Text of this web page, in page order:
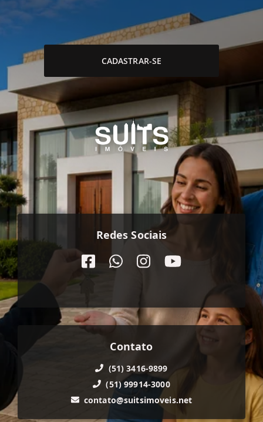
CADASTRAR-SE
Redes Sociais
Contato
(51) 3416-9899
(51) 99914-3000
contato@suitsimoveis.net